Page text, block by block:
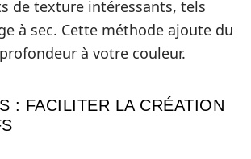
de texture intéressants, tels
à sec. Cette méthode ajoute du
à votre couleur.
: FACILITER LA CRÉATION